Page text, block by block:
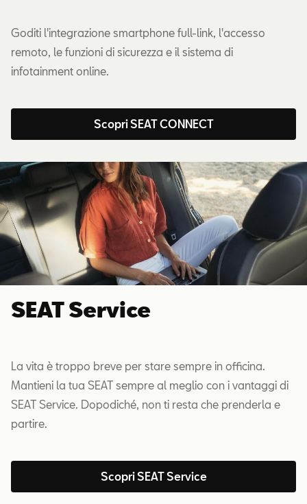
Goditi l'integrazione smartphone full-link, l'accesso
remoto, le funzioni di sicurezza e il sistema di
infotainment online.
Scopri SEAT CONNECT
SEAT Service
La vita è troppo breve per stare sempre in officina.
Mantieni la tua SEAT sempre al meglio con i vantaggi di
SEAT Service. Dopodiché, non ti resta che prenderla e
partire.
Scopri SEAT Service